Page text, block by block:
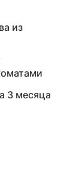
из
3 месяца